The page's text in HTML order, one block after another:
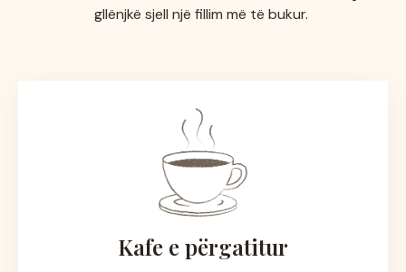
gllënjkë sjell një fillim më të bukur.
Kafe e përgatitur